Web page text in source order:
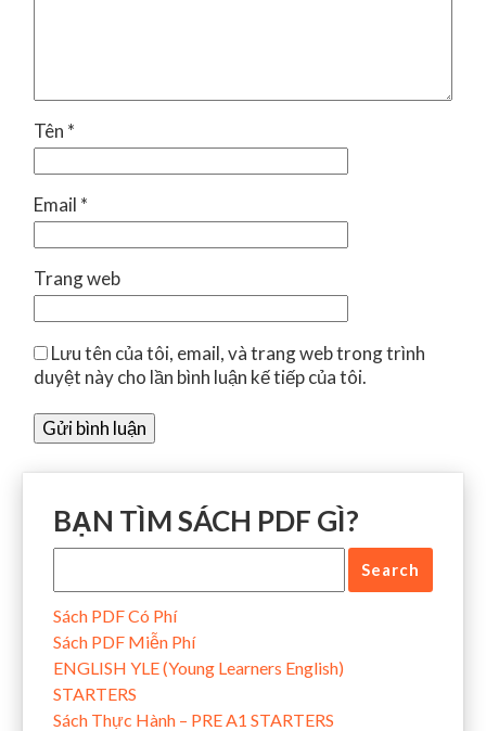
Tên *
Email *
Trang web
Lưu tên của tôi, email, và trang web trong trình
duyệt này cho lần bình luận kế tiếp của tôi.
BẠN TÌM SÁCH PDF GÌ?
Sách PDF Có Phí
Sách PDF Miễn Phí
ENGLISH YLE (Young Learners English)
STARTERS
Sách Thực Hành – PRE A1 STARTERS